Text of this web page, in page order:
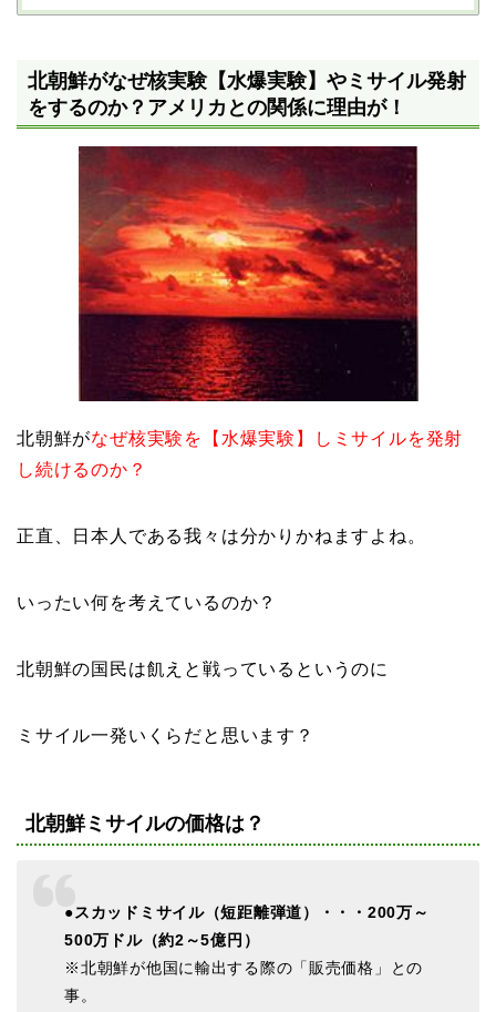
北朝鮮がなぜ核実験【水爆実験】やミサイル発射
をするのか？アメリカとの関係に理由が！
北朝鮮がなぜ核実験を【水爆実験】しミサイルを発射
し続けるのか？
正直、日本人である我々は分かりかねますよね。
いったい何を考えているのか？
北朝鮮の国民は飢えと戦っているというのに
ミサイル一発いくらだと思います？
北朝鮮ミサイルの価格は？
●スカッドミサイル（短距離弾道）・・・200万～
500万ドル（約2～5億円）
※北朝鮮が他国に輸出する際の「販売価格」との
事。